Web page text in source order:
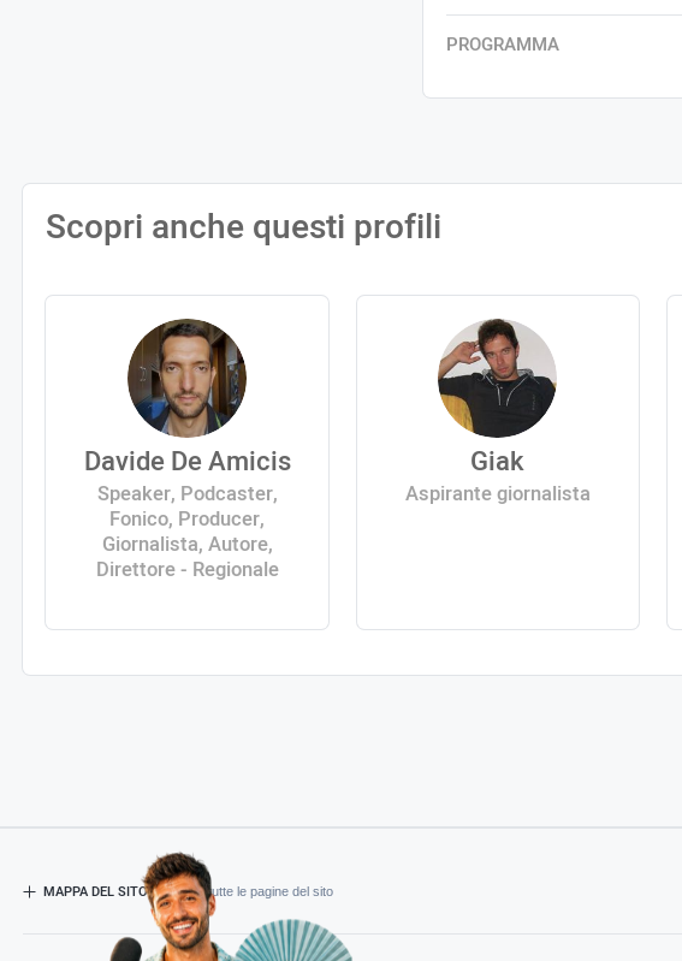
PROGRAMMA
Scopri anche questi profili
Davide De Amicis
Speaker, Podcaster,
Fonico, Producer,
Giornalista, Autore,
Direttore - Regionale
Giak
Aspirante giornalista
MAPPA DEL SITO- Esplora tutte le pagine del sito